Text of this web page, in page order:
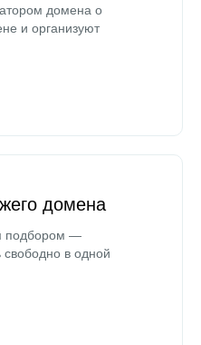
домена о
и организуют
домена
подбором —
в одной